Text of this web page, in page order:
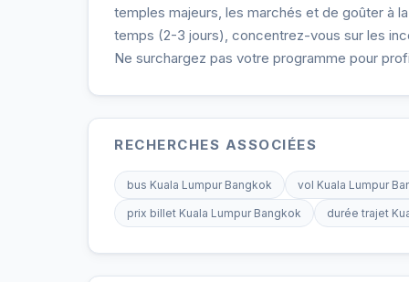
temples majeurs, les marchés et de goûter à
temps (2-3 jours), concentrez-vous sur les
Ne surchargez pas votre programme pour
RECHERCHES ASSOCIÉES
bus Kuala Lumpur Bangkok vol Kuala Lumpur
prix billet Kuala Lumpur Bangkok durée trajet